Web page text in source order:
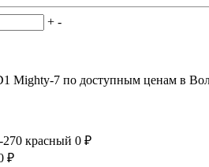
+ -
Mighty-7 по доступным ценам в
красный 0 ₽
₽